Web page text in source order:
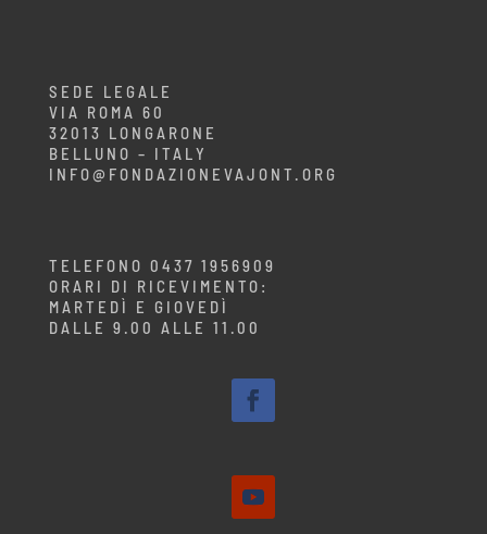
SEDE LEGALE
VIA ROMA 60
32013 LONGARONE
BELLUNO – ITALY
INFO@FONDAZIONEVAJONT.ORG
TELEFONO 0437 1956909
ORARI DI RICEVIMENTO:
MARTEDÌ E GIOVEDÌ
DALLE 9.00 ALLE 11.00